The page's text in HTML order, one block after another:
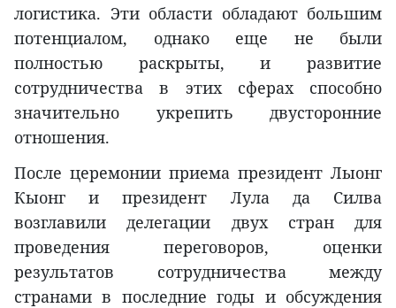
логистика. Эти области обладают большим
потенциалом, однако еще не были
полностью раскрыты, и развитие
сотрудничества в этих сферах способно
значительно укрепить двусторонние
отношения.
После церемонии приема президент Лыонг
Кыонг и президент Лула да Силва
возглавили делегации двух стран для
проведения переговоров, оценки
результатов сотрудничества между
странами в последние годы и обсуждения